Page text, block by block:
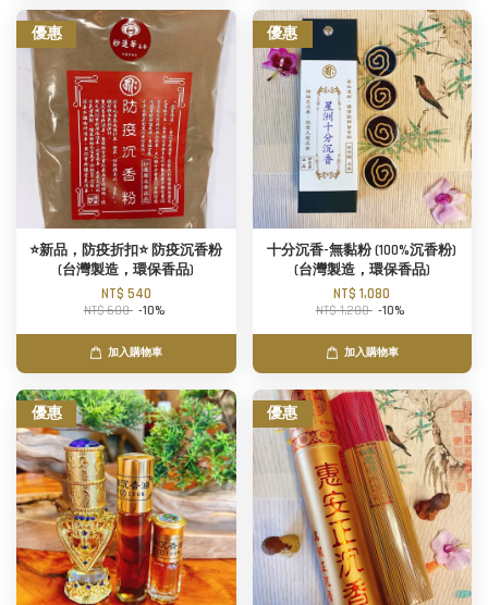
優惠
⭐新品，防疫折扣⭐ 防疫沉香粉
(台灣製造，環保香品)
NT$ 540
NT$ 600 -10%
加入購物車
優惠
十分沉香-無黏粉 (100%沉香粉)
(台灣製造，環保香品)
NT$ 1,080
NT$ 1,200 -10%
加入購物車
優惠 優惠